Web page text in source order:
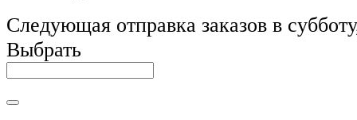
Следующая отправка заказов в
Выбрать